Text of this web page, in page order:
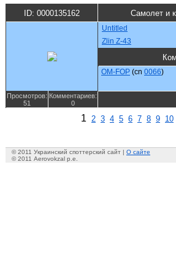
ID: 0000135162 Самолет и
Untitled
Zlin Z-43
OM-FOP (cn 0066)
Просмотров:
51
Комментариев:
0
1 2 3 4 5 6 7 8 9 10
© 2011 Украинский споттерский сайт | О сайте
© 2011 Aerovokzal p.e.